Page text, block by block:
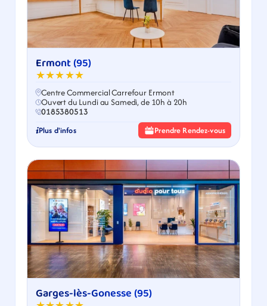
Ermont (95)
★★★★★
Centre Commercial Carrefour Ermont
Ouvert du Lundi au Samedi, de 10h à 20h
0185380513
Plus d'infos Prendre Rendez-vous
Garges-lès-Gonesse (95)